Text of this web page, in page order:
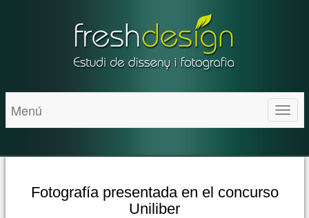
Menú
Fotografía presentada en el concurso
Uniliber